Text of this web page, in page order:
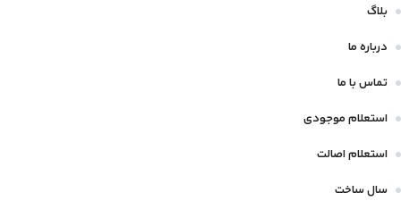
بلاگ
درباره ما
تماس با ما
استعلام موجودی
استعلام اصالت
سال ساخت